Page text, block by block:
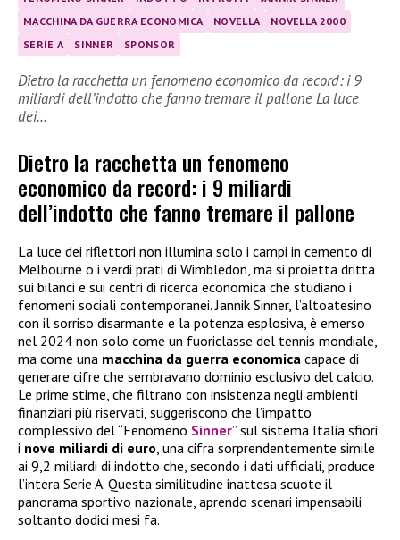
MACCHINA DA GUERRA ECONOMICA
NOVELLA
NOVELLA 2000
SERIE A
SINNER SPONSOR
Dietro la racchetta un fenomeno economico da record: i 9
miliardi dell’indotto che fanno tremare il pallone La luce
dei…
Dietro la racchetta un fenomeno
economico da record: i 9 miliardi
dell’indotto che fanno tremare il pallone
La luce dei riflettori non illumina solo i campi in cemento di
Melbourne o i verdi prati di Wimbledon, ma si proietta dritta
sui bilanci e sui centri di ricerca economica che studiano i
fenomeni sociali contemporanei. Jannik Sinner, l’altoatesino
con il sorriso disarmante e la potenza esplosiva, è emerso
nel 2024 non solo come un fuoriclasse del tennis mondiale,
ma come una macchina da guerra economica capace di
generare cifre che sembravano dominio esclusivo del calcio.
Le prime stime, che filtrano con insistenza negli ambienti
finanziari più riservati, suggeriscono che l’impatto
complessivo del “Fenomeno Sinner” sul sistema Italia sfiori
i nove miliardi di euro , una cifra sorprendentemente simile
ai 9,2 miliardi di indotto che, secondo i dati ufficiali, produce
l’intera Serie A. Questa similitudine inattesa scuote il
panorama sportivo nazionale, aprendo scenari impensabili
soltanto dodici mesi fa.